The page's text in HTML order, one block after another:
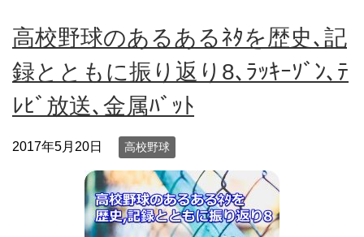
高校野球のあるあるﾈﾀを歴史､記
録とともに振り返り8､ﾗｯｷｰｿﾞﾝ､ﾃ
ﾚﾋﾞ放送､金属ﾊﾞｯﾄ
2017年5月20日 高校野球